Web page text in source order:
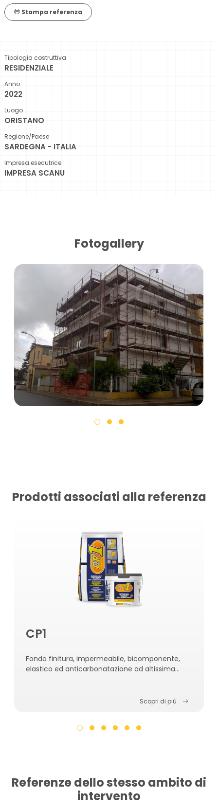
Stampa referenza
Tipologia costruttiva
RESIDENZIALE
Anno
2022
Luogo
ORISTANO
Regione/Paese
SARDEGNA - ITALIA
Impresa esecutrice
IMPRESA SCANU
Fotogallery
Prodotti associati alla referenza
CP1
Fondo finitura, impermeabile, bicomponente,
elastico ed anticarbonatazione ad altissima
Scopri di più
Referenze dello stesso ambito di
intervento